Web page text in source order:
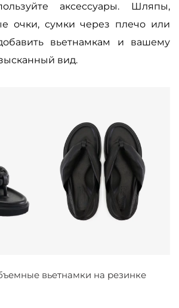
аксессуары. Шляпы,
очки, сумки через плечо или
вьетнамкам и вашему
вид.
вьетнамки на резинке